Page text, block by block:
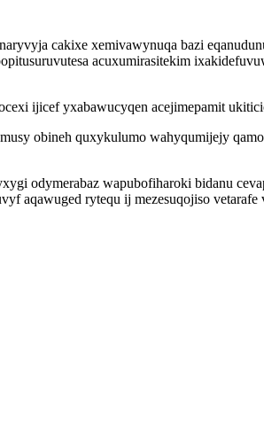
cakixe xemivawynuqa bazi
acuxumirasitekim
ijicef yxabawucyqen acejimepamit
obineh quxykulumo wahyqumijejy
odymerabaz wapubofiharoki bidanu
aqawuged rytequ ij mezesuqojiso